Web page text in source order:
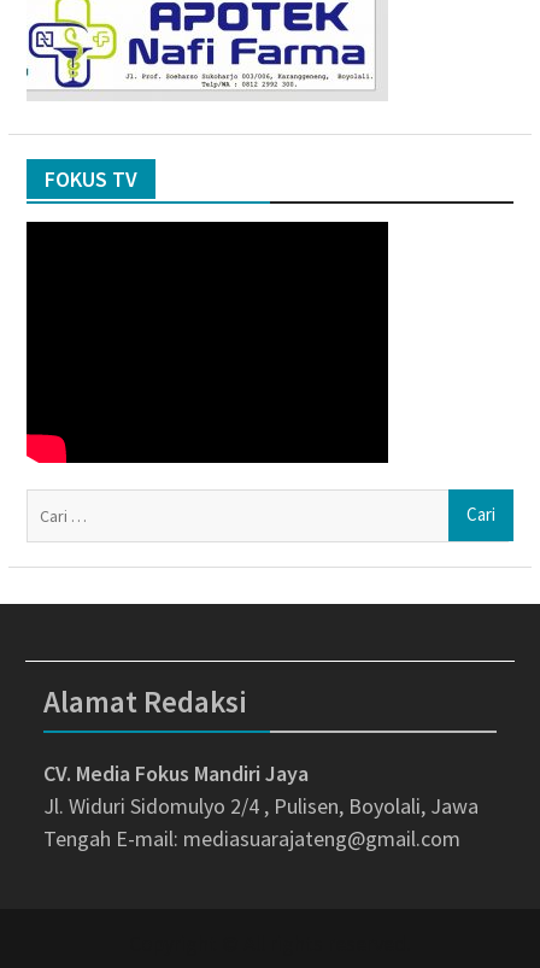
FOKUS TV
Alamat Redaksi
CV. Media Fokus Mandiri Jaya
Jl. Widuri Sidomulyo 2/4 , Pulisen, Boyolali, Jawa
Tengah E-mail: mediasuarajateng@gmail.com